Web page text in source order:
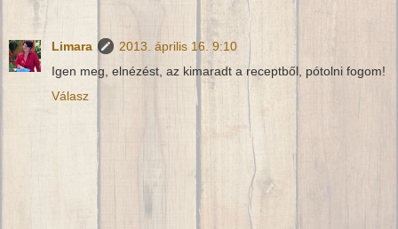
Limara
2013. április 16. 9:10
Igen meg, elnézést, az kimaradt a receptből, pótolni fogom!
Válasz